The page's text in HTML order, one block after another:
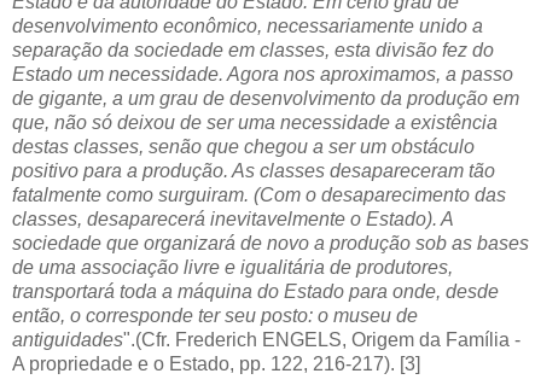
desenvolvimento econômico, necessariamente unido a
separação da sociedade em classes, esta divisão fez do
Estado um necessidade. Agora nos aproximamos, a passo
de gigante, a um grau de desenvolvimento da produção em
que, não só deixou de ser uma necessidade a existência
destas classes, senão que chegou a ser um obstáculo
positivo para a produção. As classes desapareceram tão
fatalmente como surguiram. (Com o desaparecimento das
classes, desaparecerá inevitavelmente o Estado). A
sociedade que organizará de novo a produção sob as bases
de uma associação livre e igualitária de produtores,
transportará toda a máquina do Estado para onde, desde
então, o corresponde ter seu posto: o museu de
antiguidades".(Cfr. Frederich ENGELS, Origem da Família -
A propriedade e o Estado, pp. 122, 216-217). [3]